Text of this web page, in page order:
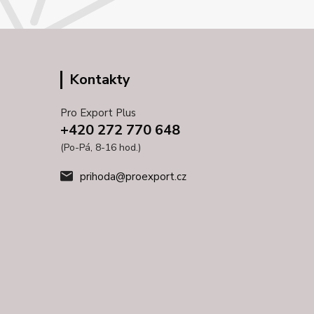
Kontakty
Pro Export Plus
+420 272 770 648
(Po-Pá, 8-16 hod.)
prihoda@proexport.cz